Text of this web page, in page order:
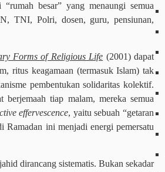
besar” yang menaungi semua
TNI, Polri, dosen, guru, pensiunan,
Forms of Religious Life (2001) dapat
ritus keagamaan (termasuk Islam) tak
pembentukan solidaritas kolektif.
tiap malam, mereka semua
effervescence, yaitu sebuah “getaran
Ramadan ini menjadi energi pemersatu
dirancang sistematis. Bukan sekadar